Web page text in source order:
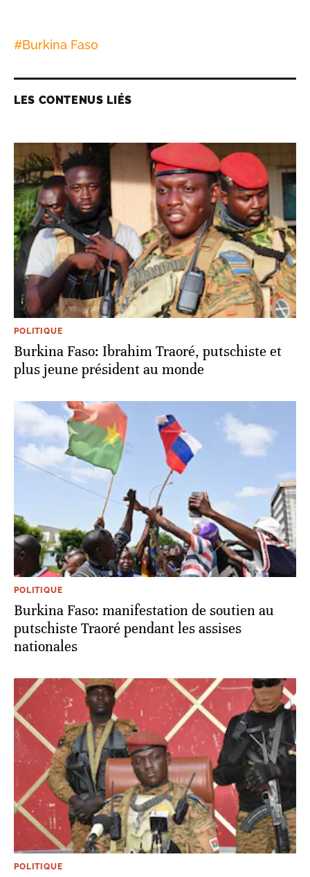
#Burkina Faso
LES CONTENUS LIÉS
POLITIQUE
Burkina Faso: Ibrahim Traoré, putschiste et
plus jeune président au monde
POLITIQUE
Burkina Faso: manifestation de soutien au
putschiste Traoré pendant les assises
nationales
POLITIQUE